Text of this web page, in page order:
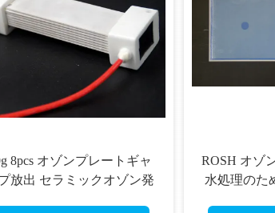
ROSH オゾン発電機 水処理/下
水処理のためのセラミックプ